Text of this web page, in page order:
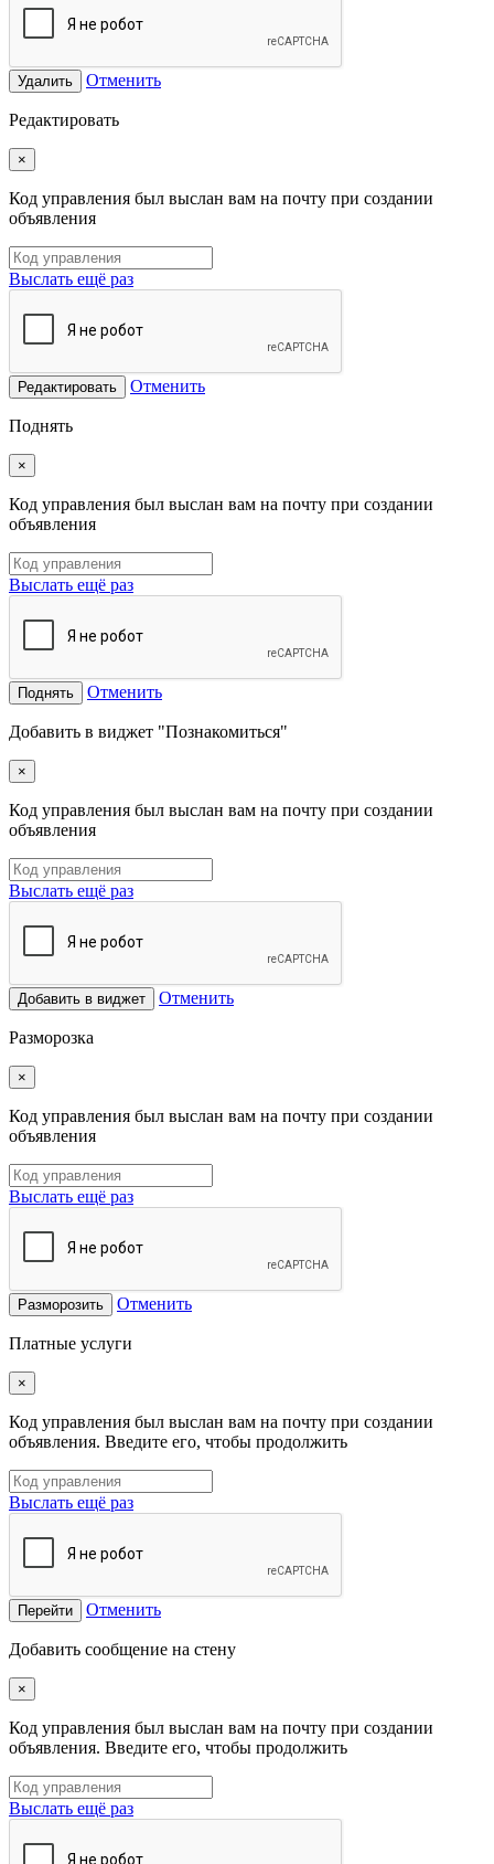
Удалить Отменить
Редактировать
×
Код управления был выслан вам на почту при создании
объявления
Выслать ещё раз
Редактировать Отменить
Поднять
×
Код управления был выслан вам на почту при создании
объявления
Выслать ещё раз
Поднять Отменить
Добавить в виджет "Познакомиться"
×
Код управления был выслан вам на почту при создании
объявления
Выслать ещё раз
Добавить в виджет Отменить
Разморозка
×
Код управления был выслан вам на почту при создании
объявления
Выслать ещё раз
Разморозить Отменить
Платные услуги
×
Код управления был выслан вам на почту при создании
объявления. Введите его, чтобы продолжить
Выслать ещё раз
Перейти Отменить
Добавить сообщение на стену
×
Код управления был выслан вам на почту при создании
объявления. Введите его, чтобы продолжить
Выслать ещё раз